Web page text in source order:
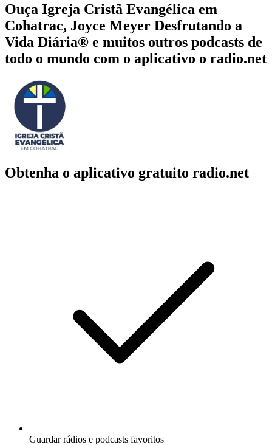
Ouça Igreja Cristã Evangélica em
Cohatrac, Joyce Meyer Desfrutando a
Vida Diária® e muitos outros podcasts de
todo o mundo com o aplicativo o radio.net
Obtenha o aplicativo gratuito radio.net
Guardar rádios e podcasts favoritos